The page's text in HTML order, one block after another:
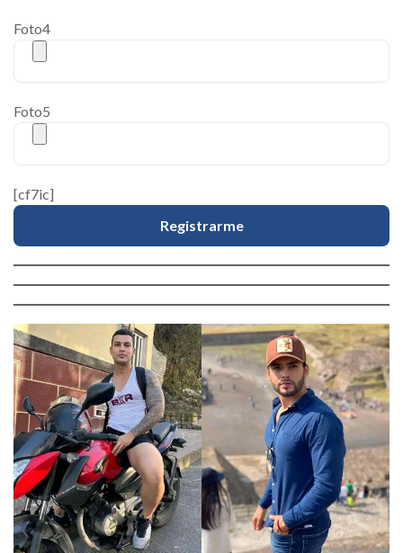
Foto4
Foto5
[cf7ic]